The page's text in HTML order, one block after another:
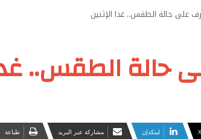
على حالة الطقس.. غدا الإثنين
حالة الطقس.. غدا
‫X لينكدإن مشاركة عبر البريد طباعة